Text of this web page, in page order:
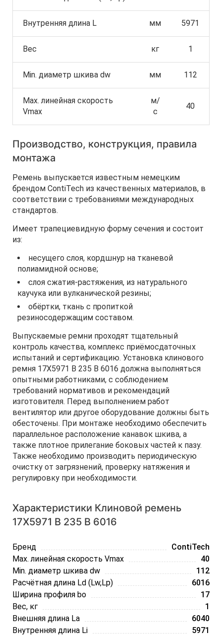
Внутренняя длина L мм 5971
Вес кг 1
Min. диаметр шкива dw мм 112
Max. линейная скорость
Vmax
м/
с
40
Производство, конструкция, правила
монтажа
Ремень выпускается известным немецким
брендом ContiTech из качественных материалов, в
соответствии с требованиями международных
стандартов.
Имеет трапециевидную форму сечения и состоит
из:
несущего слоя, кордшнур на тканевой
полиамидной основе;
слоя сжатия-растяжения, из натурального
каучука или вулканической резины;
обёртки, ткань с пропиткой
резиносодержащим составом.
Выпускаемые ремни проходят тщательный
контроль качества, комплекс приёмосдаточных
испытаний и сертификацию. Установка клинового
ремня 17Х5971 B 235 В 6016 должна выполняться
опытными работниками, с соблюдением
требований нормативов и рекомендаций
изготовителя. Перед выполнением работ
вентилятор или другое оборудование должны быть
обесточены. При монтаже необходимо обеспечить
параллельное расположение канавок шкива, а
также плотное прилегание боковых частей к пазу.
Также необходимо производить периодическую
очистку от загрязнений, проверку натяжения и
регулировку при необходимости.
Характеристики Клиновой ремень
17Х5971 B 235 В 6016
Бренд
ContiTech
Max. линейная скорость Vmax
40
Min. диаметр шкива dw
112
Расчётная длина Ld (Lw,Lp)
6016
Ширина профиля bo
17
Вес, кг
1
Внешняя длина La
6040
Внутренняя длина Li
5971